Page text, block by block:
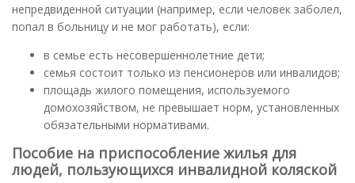
непредвиденной ситуации (например, если человек заболел,
попал в больницу и не мог работать), если:
в семье есть несовершеннолетние дети;
семья состоит только из пенсионеров или инвалидов;
площадь жилого помещения, используемого
домохозяйством, не превышает норм, установленных
обязательными нормативами.
Пособие на приспособление жилья для
людей, пользующихся инвалидной коляской